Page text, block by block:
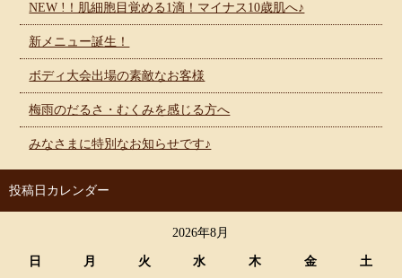
NEW !！肌細胞目覚める1滴！マイナス10歳肌へ♪
新メニュー誕生！
ボディ大会出場の素敵なお客様
梅雨のだるさ・むくみを感じる方へ
みなさまに特別なお知らせです♪
投稿日カレンダー
2026年8月
日 月 火 水 木 金 土